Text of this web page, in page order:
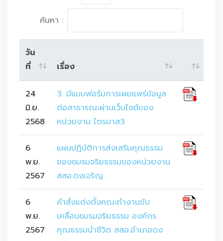
ค้นหา :
วัน
ที่
เรื่อง
24
มิ.ย.
2568
3. มีแบบฟอร์มการเผยแพร่ข้อมูล
ต่อสาธารณะผ่านเว็บไซต์ของ
หน่วยงาน ไตรมาส3
6
พ.ย.
2567
แผนปฏิบัติการส่งเสริมคุณธรรม
ของชมรมจริยธรรมของหน่วยงาน
สสอ.ดงเจริญ
6
พ.ย.
2567
คำสั่งแต่งตั้งคณะทำงานขับ
เคลื่อนชมรมจริยธรรม องค์กร
คุณธรรมนำชีวิต สสอ.อำเภอดง